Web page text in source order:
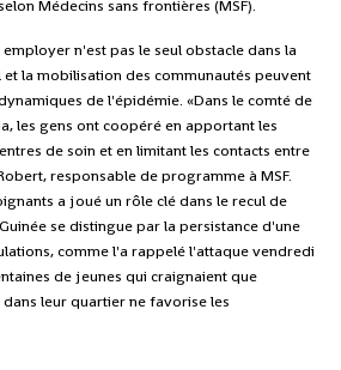
Médecins sans frontières (MSF).
n'est pas le seul obstacle dans la
et la mobilisation des communautés peuvent
de l'épidémie. «Dans le comté de
les gens ont coopéré en apportant les
de soin et en limitant les contacts entre
responsable de programme à MSF.
a joué un rôle clé dans le recul de
se distingue par la persistance d'une
comme l'a rappelé l'attaque vendredi
de jeunes qui craignaient que
leur quartier ne favorise les